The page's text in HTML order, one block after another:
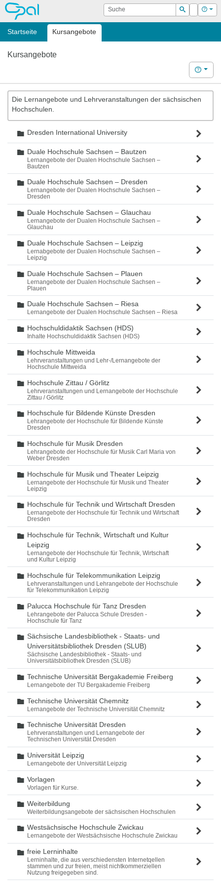
OPAL Suche
Suchen
Login Hilfe
Startseite Kursangebote
Kursangebote
Hilfe
Die Lernangebote und Lehrveranstaltungen der sächsischen
Hochschulen.
Ordner
Dresden International University
Ordner
Duale Hochschule Sachsen – Bautzen
Lernangebote der Dualen Hochschule Sachsen –
Bautzen
Ordner
Duale Hochschule Sachsen – Dresden
Lernangebote der Dualen Hochschule Sachsen –
Dresden
Ordner
Duale Hochschule Sachsen – Glauchau
Lernangebote der Dualen Hochschule Sachsen –
Glauchau
Ordner
Duale Hochschule Sachsen – Leipzig
Lernabgebote der Dualen Hochschule Sachsen –
Leipzig
Ordner
Duale Hochschule Sachsen – Plauen
Lernangebote der Dualen Hochschule Sachsen –
Plauen
Ordner
Duale Hochschule Sachsen – Riesa
Lernangebote der Dualen Hochschule Sachsen – Riesa
Ordner
Hochschuldidaktik Sachsen (HDS)
Inhalte Hochschuldidaktik Sachsen (HDS)
Ordner
Hochschule Mittweida
Lehrveranstaltungen und Lehr-/Lernangebote der
Hochschule Mittweida
Ordner
Hochschule Zittau / Görlitz
Lehrveranstaltungen und Lernangebote der Hochschule
Zittau / Görlitz
Ordner
Hochschule für Bildende Künste Dresden
Lehrangebote der Hochschule für Bildende Künste
Dresden
Ordner
Hochschule für Musik Dresden
Lehrangebote der Hochschule für Musik Carl Maria von
Weber Dresden
Ordner
Hochschule für Musik und Theater Leipzig
Lernangebote der Hochschule für Musik und Theater
Leipzig
Ordner
Hochschule für Technik und Wirtschaft Dresden
Lernangebote der Hochschule für Technik und Wirtschaft
Dresden
Ordner
Hochschule für Technik, Wirtschaft und Kultur
Leipzig
Lernangebote der Hochschule für Technik, Wirtschaft
und Kultur Leipzig
Ordner
Hochschule für Telekommunikation Leipzig
Lehrveranstaltungen und Lehrangebote der Hochschule
für Telekommunikation Leipzig
Ordner
Palucca Hochschule für Tanz Dresden
Lehrangebote der Palucca Schule Dresden -
Hochschule für Tanz
Ordner
Sächsische Landesbibliothek - Staats- und
Universitätsbibliothek Dresden (SLUB)
Sächsische Landesbibliothek - Staats- und
Universitätsbibliothek Dresden (SLUB)
Ordner
Technische Universität Bergakademie Freiberg
Lernangebote der TU Bergakademie Freiberg
Ordner
Technische Universität Chemnitz
Lernangebote der Technische Universität Chemnitz
Ordner
Technische Universität Dresden
Lehrveranstaltungen und Lernangebote der
Technischen Universität Dresden
Ordner
Universität Leipzig
Lernangebote der Universität Leipzig
Ordner
Vorlagen
Vorlagen für Kurse.
Ordner
Weiterbildung
Weiterbildungsangebote der sächsischen Hochschulen
Ordner
Westsächsische Hochschule Zwickau
Lernangebote der Westsächsische Hochschule Zwickau
Ordner
freie Lerninhalte
Lerninhalte, die aus verschiedensten Internetqellen
stammen und zur freien, meist nichtkommerziellen
Nutzung freigegeben sind.